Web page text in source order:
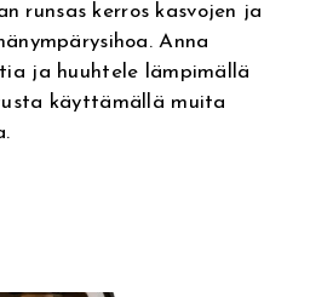
runsas kerros kasvojen ja
Anna
ja huuhtele lämpimällä
käyttämällä muita